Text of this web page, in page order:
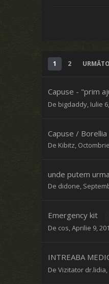
1 2
Capuse - "prim
De bigdaddy, Iulie
Capuse /
De Kibitz,
unde putem
De didone,
Emergency kit
De cos,Aprilie 9,
INTREABA
De Vizitator dr.lidia,